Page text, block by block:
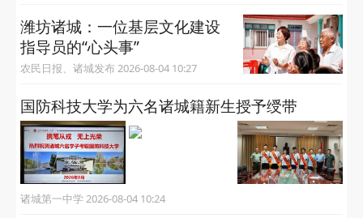
潍坊诸城：一位基层文化建设
指导员的“心头事”
农民日报、诸城发布 2026-08-04 10:27
国防科技大学为六名诸城籍新生授予绶带
诸城第一中学 2026-08-04 10:24